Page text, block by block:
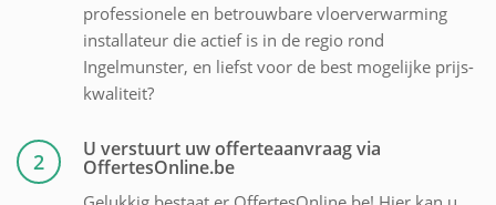
professionele en betrouwbare vloerverwarming
installateur die actief is in de regio rond
Ingelmunster, en liefst voor de best mogelijke prijs-
kwaliteit?
2 U verstuurt uw offerteaanvraag via
OffertesOnline.be